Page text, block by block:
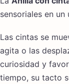
sensoriales en un
Las cintas se
agita o las
curiosidad y
tiempo, su tacto